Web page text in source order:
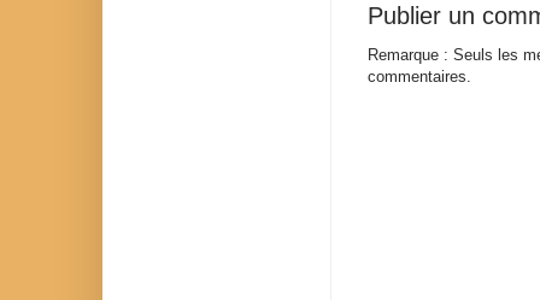
Publier un
Remarque : Seuls les
commentaires.